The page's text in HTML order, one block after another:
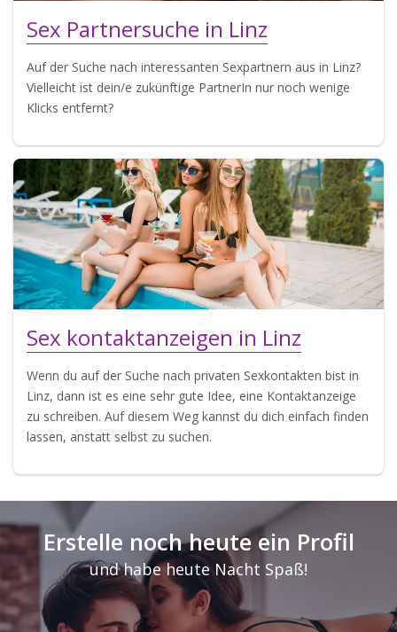
Sex Partnersuche in Linz
Auf der Suche nach interessanten Sexpartnern aus in Linz?
Vielleicht ist dein/e zukünftige PartnerIn nur noch wenige
Klicks entfernt?
Sex kontaktanzeigen in Linz
Wenn du auf der Suche nach privaten Sexkontakten bist in
Linz, dann ist es eine sehr gute Idee, eine Kontaktanzeige
zu schreiben. Auf diesem Weg kannst du dich einfach finden
lassen, anstatt selbst zu suchen.
Erstelle noch heute ein Profil
und habe heute Nacht Spaß!